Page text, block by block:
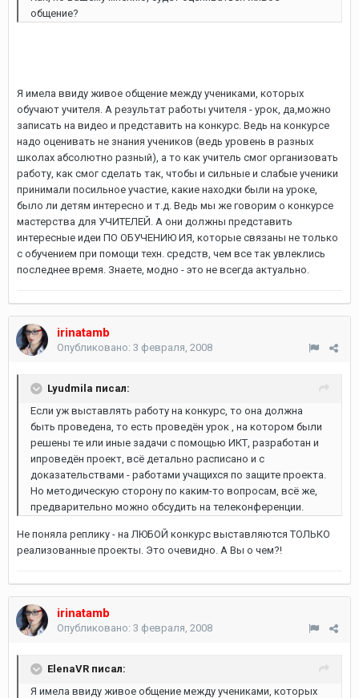
общение?
Я имела ввиду живое общение между учениками, которых
обучают учителя. А результат работы учителя - урок, да,можно
записать на видео и представить на конкурс. Ведь на конкурсе
надо оценивать не знания учеников (ведь уровень в разных
школах абсолютно разный), а то как учитель смог организовать
работу, как смог сделать так, чтобы и сильные и слабые ученики
принимали посильное участие, какие находки были на уроке,
было ли детям интересно и т.д. Ведь мы же говорим о конкурсе
мастерства для УЧИТЕЛЕЙ. А они должны представить
интересные идеи ПО ОБУЧЕНИЮ ИЯ, которые связаны не только
с обучением при помощи техн. средств, чем все так увлеклись
последнее время. Знаете, модно - это не всегда актуально.
irinatamb
Опубликовано: 3 февраля, 2008
Lyudmila писал:
Если уж выставлять работу на конкурс, то она должна
быть проведена, то есть проведён урок , на котором были
решены те или иные задачи с помощью ИКТ, разработан и
ипроведён проект, всё детально расписано и с
доказательствами - работами учащихся по защите проекта.
Но методическую сторону по каким-то вопросам, всё же,
предварительно можно обсудить на телеконференции.
Не поняла реплику - на ЛЮБОЙ конкурс выставляются ТОЛЬКО
реализованные проекты. Это очевидно. А Вы о чем?!
irinatamb
Опубликовано: 3 февраля, 2008
ElenaVR писал:
Я имела ввиду живое общение между учениками, которых